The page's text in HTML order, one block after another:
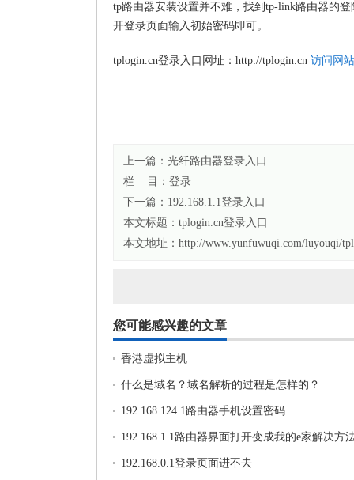
tp路由器安装设置并不难，找到tp-link路由器的
开登录页面输入初始密码即可。
tplogin.cn登录入口网址：http://tplogin.cn 访问网站
上一篇： 光纤路由器登录入口
栏 目： 登录
下一篇： 192.168.1.1登录入口
本文标题： tplogin.cn登录入口
本文地址：http://www.yunfuwuqi.com/luyouqi/
您可能感兴趣的文章
香港虚拟主机
什么是域名？域名解析的过程是怎样的？
192.168.124.1路由器手机设置密码
192.168.1.1路由器界面打开变成我的e家解决方
192.168.0.1登录页面进不去